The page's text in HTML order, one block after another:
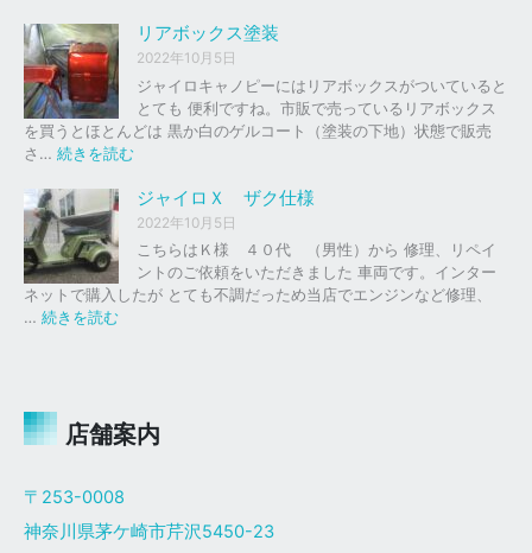
、
買
取
を
は
ま
し
た
。
ッ
ド
ッ
ド
イ
ロ
キ
ャ
ノ
ピ
ー
ザ
ク
仕
様
リアボックス塗装
2022年10月5日
ジャイロキャノピーにはリアボックスがついていると
とても 便利ですね。市販で売っているリアボックス
を買うとほとんどは 黒か白のゲルコート（塗装の下地）状態で販売
さ… 続きを読む
ア
ボ
ッ
ク
ス
ジャイロＸ ザク仕様
2022年10月5日
こちらはＫ様 ４０代 （男性）から 修理、リペイ
ントのご依頼をいただきました 車両です。インター
ネットで購入したが とても不調だっため当店でエンジンなど修理、
… 続きを読む
Ｘ
ク
様
店舗案内
〒253-0008
神奈川県茅ケ崎市芹沢5450-23